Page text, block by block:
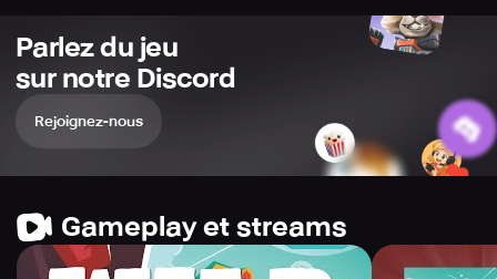
Parlez du jeu
sur notre Discord
Rejoignez-nous
Gameplay et streams